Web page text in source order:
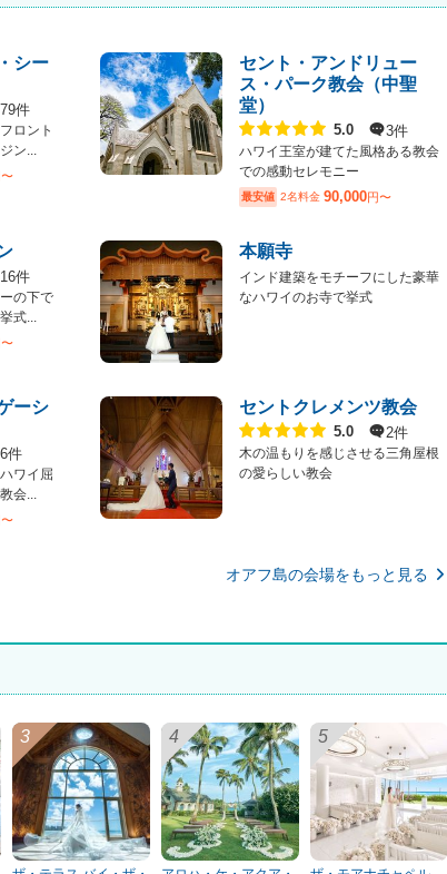
シー
79件
ロント
ン...
セント・アンドリュー
ス・パーク教会（中聖
堂）
点数
5.0 3件
ハワイ王室が建てた風格ある教会
での感動セレモニー
最安値 2名料金 90,000円〜
16件
の下で
式...
本願寺
インド建築をモチーフにした豪華
なハワイのお寺で挙式
ーシ
6件
ワイ屈
会...
セントクレメンツ教会
点数
5.0 2件
木の温もりを感じさせる三角屋根
の愛らしい教会
オアフ島の会場をもっと見る